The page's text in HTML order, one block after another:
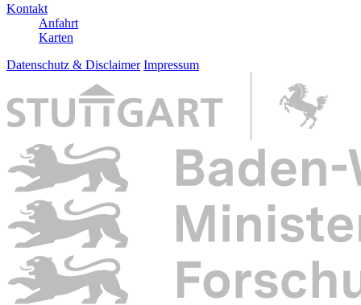
Kontakt
Anfahrt
Karten
Datenschutz & Disclaimer Impressum